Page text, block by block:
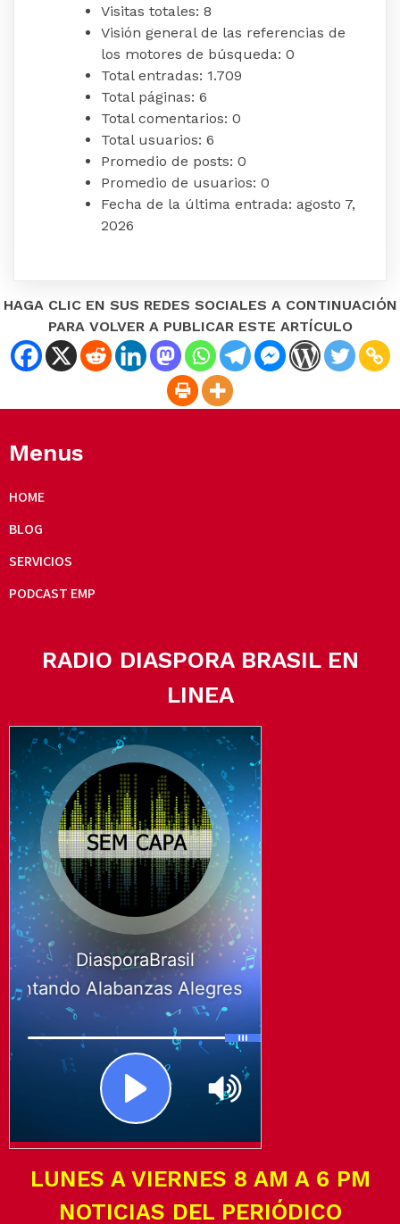
Visitas totales: 8
Visión general de las referencias de
los motores de búsqueda: 0
Total entradas: 1.709
Total páginas: 6
Total comentarios: 0
Total usuarios: 6
Promedio de posts: 0
Promedio de usuarios: 0
Fecha de la última entrada: agosto 7,
2026
HAGA CLIC EN SUS REDES SOCIALES A CONTINUACIÓN
PARA VOLVER A PUBLICAR ESTE ARTÍCULO
Menus
HOME
BLOG
SERVICIOS
PODCAST EMP
RADIO DIASPORA BRASIL EN
LINEA
LUNES A VIERNES 8 AM A 6 PM
NOTICIAS DEL PERIÓDICO